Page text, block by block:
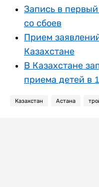
Запись в
со сбоев
Прием
Казахстане
В Казахстане
приема детей в
Казахстан Астана